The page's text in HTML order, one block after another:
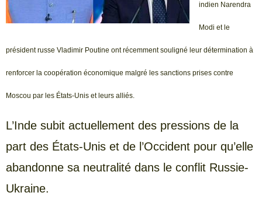
indien Narendra
Modi et le
président russe Vladimir Poutine ont récemment souligné leur détermination à
renforcer la coopération économique malgré les sanctions prises contre
Moscou par les États-Unis et leurs alliés.
L’Inde subit actuellement des pressions de la
part des États-Unis et de l’Occident pour qu’elle
abandonne sa neutralité dans le conflit Russie-
Ukraine.